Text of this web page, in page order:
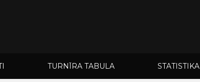
TURNĪRA TABULA STATISTIKA